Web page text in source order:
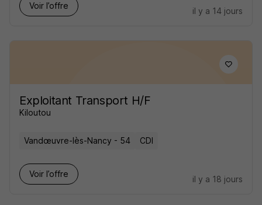
Voir l’offre
il y a 14 jours
Exploitant Transport H/F
Kiloutou
Vandœuvre-lès-Nancy - 54 CDI
Voir l’offre
il y a 18 jours